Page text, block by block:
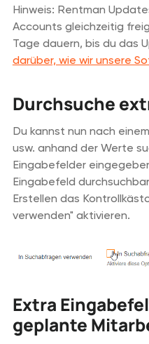
Hinweis: Rentman
Accounts gleichzeitig
Tage dauern, bis du das
darüber, wie wir unsere
Durchsuche
Du kannst nun nach
usw. anhand der Werte
Eingabefelder
Eingabefeld
Erstellen das
verwenden" aktivieren.
Extra
geplante